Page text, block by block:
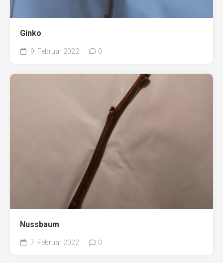
Ginko
9. Februar 2022 0
Nussbaum
7. Februar 2022 0